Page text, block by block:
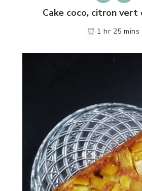
Cake coco, citron vert
1 hr 25 mins